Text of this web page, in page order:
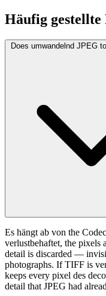
Häufig gestellte
Does umwandelnd JPEG
Es hängt ab von the
verlustbehaftet, the pixels
detail is discarded —
photographs. If TIFF is
keeps every pixel des
detail that JPEG had